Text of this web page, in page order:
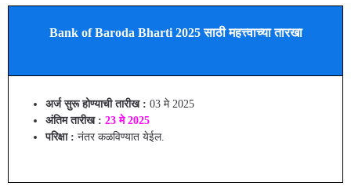
Bank of Baroda Bharti 2025 साठी महत्त्वाच्या तारखा
अर्ज सुरू होण्याची तारीख : 03 मे 2025
अंतिम तारीख : 23 मे 2025
परिक्षा : नंतर कळविण्यात येईल.